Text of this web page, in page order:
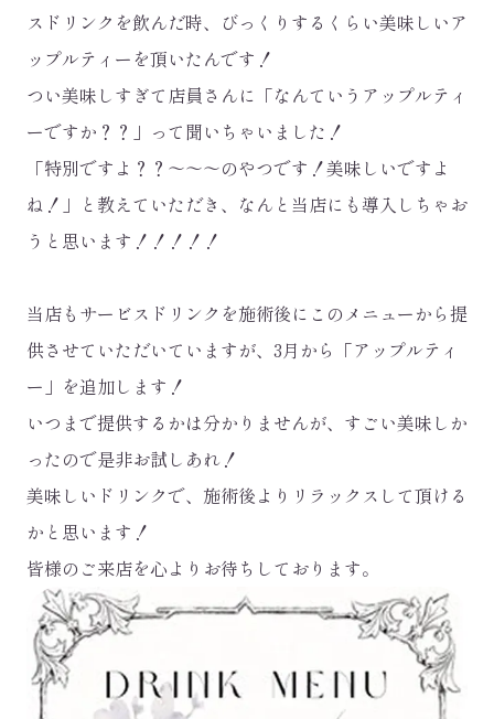
スドリンクを飲んだ時、びっくりするくらい美味しいア
ップルティーを頂いたんです！
つい美味しすぎて店員さんに「なんていうアップルティ
ーですか？？」って聞いちゃいました！
「特別ですよ？？～～～のやつです！美味しいですよ
ね！」と教えていただき、なんと当店にも導入しちゃお
うと思います！！！！！
当店もサービスドリンクを施術後にこのメニューから提
供させていただいていますが、3月から「アップルティ
ー」を追加します！
いつまで提供するかは分かりませんが、すごい美味しか
ったので是非お試しあれ！
美味しいドリンクで、施術後よりリラックスして頂ける
かと思います！
皆様のご来店を心よりお待ちしております。